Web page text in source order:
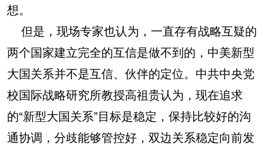
想。
但是，现场专家也认为，一直存有战略互疑的
两个国家建立完全的互信是做不到的，中美新型
大国关系并不是互信、伙伴的定位。中共中央党
校国际战略研究所教授高祖贵认为，现在追求
的“新型大国关系”目标是稳定，保持比较好的沟
通协调，分歧能够管控好，双边关系稳定向前发